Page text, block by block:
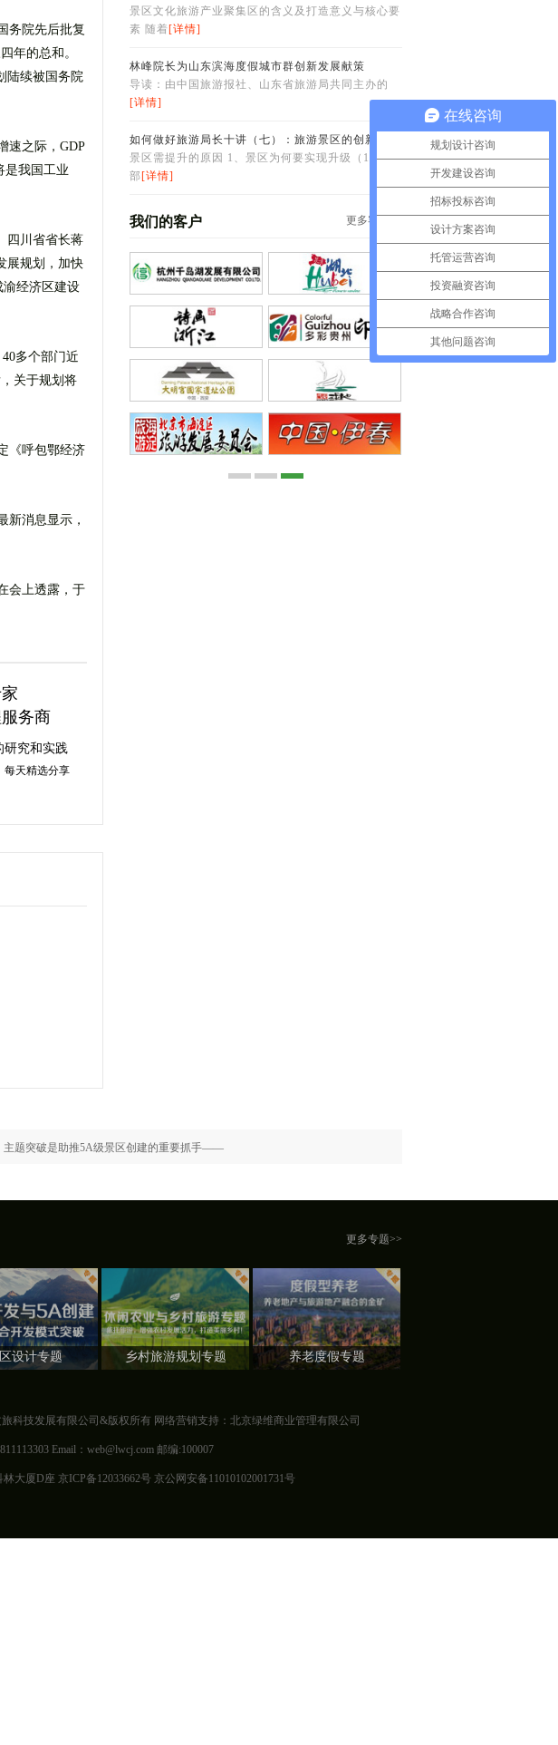
务院先后批复
年的总和。
陆续被国务院
速之际，GDP
是我国工业
四川省省长蒋
展规划，加快
渝经济区建设
多个部门近
关于规划将
《呼包鄂经济
消息显示，
会上透露，于
务商
研究和实践
每天精选分享
景区文化旅游产业聚集区的含义及打造意义与核心要
素 随着 [详情]
林峰院长为山东滨海度假城市群创新发展献策
导读：由中国旅游报社、山东省旅游局共同主办的
[详情]
如何做好旅游局长十讲（七）：旅游景区的创新开发
景区需提升的原因 1、景区为何要实现升级（1）外
部 [详情]
我们的客户 更多客户>>
主题突破是助推5A级景区创建的重要抓手——
更多专题>>
设计专题 乡村旅游规划专题 养老度假专题
科技发展有限公司&版权所有 网络营销支持：北京绿维商业管理有限公司
Email：web@lwcj.com 邮编:100007
大厦D座 京ICP备12033662号 京公网安备11010102001731号
在线咨询
规划设计咨询
开发建设咨询
招标投标咨询
设计方案咨询
托管运营咨询
投资融资咨询
战略合作咨询
其他问题咨询